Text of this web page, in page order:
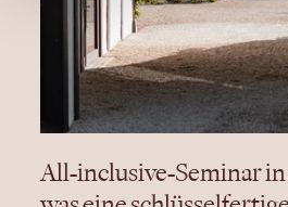
All-inclusive-Seminar